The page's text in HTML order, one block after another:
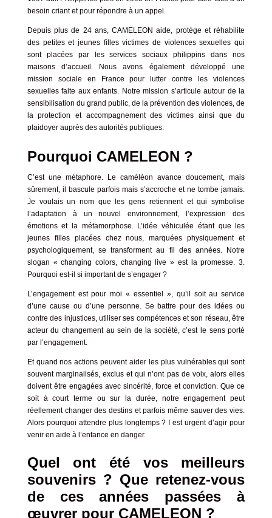
besoin criant et pour répondre à un appel.
Depuis plus de 24 ans, CAMELEON aide, protège et réhabilite
des petites et jeunes filles victimes de violences sexuelles qui
sont placées par les services sociaux philippins dans nos
maisons d’accueil. Nous avons également développé une
mission sociale en France pour lutter contre les violences
sexuelles faite aux enfants. Notre mission s’articule autour de la
sensibilisation du grand public, de la prévention des violences, de
la protection et accompagnement des victimes ainsi que du
plaidoyer auprès des autorités publiques.
Pourquoi CAMELEON ?
C’est une métaphore. Le caméléon avance doucement, mais
sûrement, il bascule parfois mais s’accroche et ne tombe jamais.
Je voulais un nom que les gens retiennent et qui symbolise
l’adaptation à un nouvel environnement, l’expression des
émotions et la métamorphose. L’idée véhiculée étant que les
jeunes filles placées chez nous, marquées physiquement et
psychologiquement, se transforment au fil des années. Notre
slogan « changing colors, changing live » est la promesse.3.
Pourquoi est-il si important de s’engager ?
L’engagement est pour moi « essentiel », qu’il soit au service
d’une cause ou d’une personne. Se battre pour des idées ou
contre des injustices, utiliser ses compétences et son réseau, être
acteur du changement au sein de la société, c’est le sens porté
par l’engagement.
Et quand nos actions peuvent aider les plus vulnérables qui sont
souvent marginalisés, exclus et qui n’ont pas de voix, alors elles
doivent être engagées avec sincérité, force et conviction.Que ce
soit à court terme ou sur la durée, notre engagement peut
réellement changer des destins et parfois même sauver des vies.
Alors pourquoi attendre plus longtemps ? I est urgent d’agir pour
venir en aide à l’enfance en danger.
Quel ont été vos meilleurs
souvenirs ? Que retenez-vous
de ces années passées à
œuvrer pour CAMELEON ?